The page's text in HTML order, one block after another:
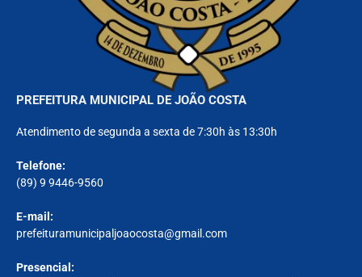
PREFEITURA MUNICIPAL DE JOÃO COSTA
Atendimento de segunda a sexta de 7:30h às 13:30h
Telefone:
(89) 9 9446-9560
E-mail:
prefeituramunicipaljoaocosta@gmail.com
Presencial: